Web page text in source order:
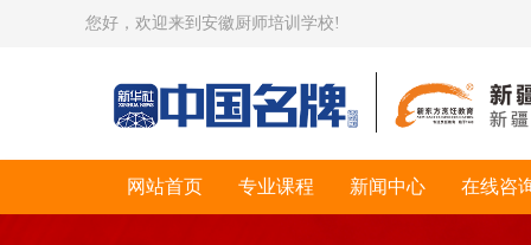
您好，欢迎来到安徽厨师培训学校!
网站首页 专业课程 新闻中心 在线咨